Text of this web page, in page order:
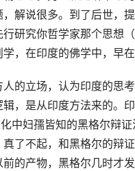
解说很多。到了后世，
研究你哲学家那个思想
在印度的佛学中，早在
的立场，认为印度的思
，是从印度方法来的。
化中妇孺皆知的黑格尔辩
了不起，和黑格尔的辩
的产物，黑格尔几时才